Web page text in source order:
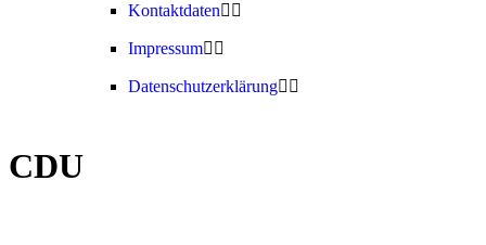
Kontaktdaten
Impressum
Datenschutzerklärung
CDU